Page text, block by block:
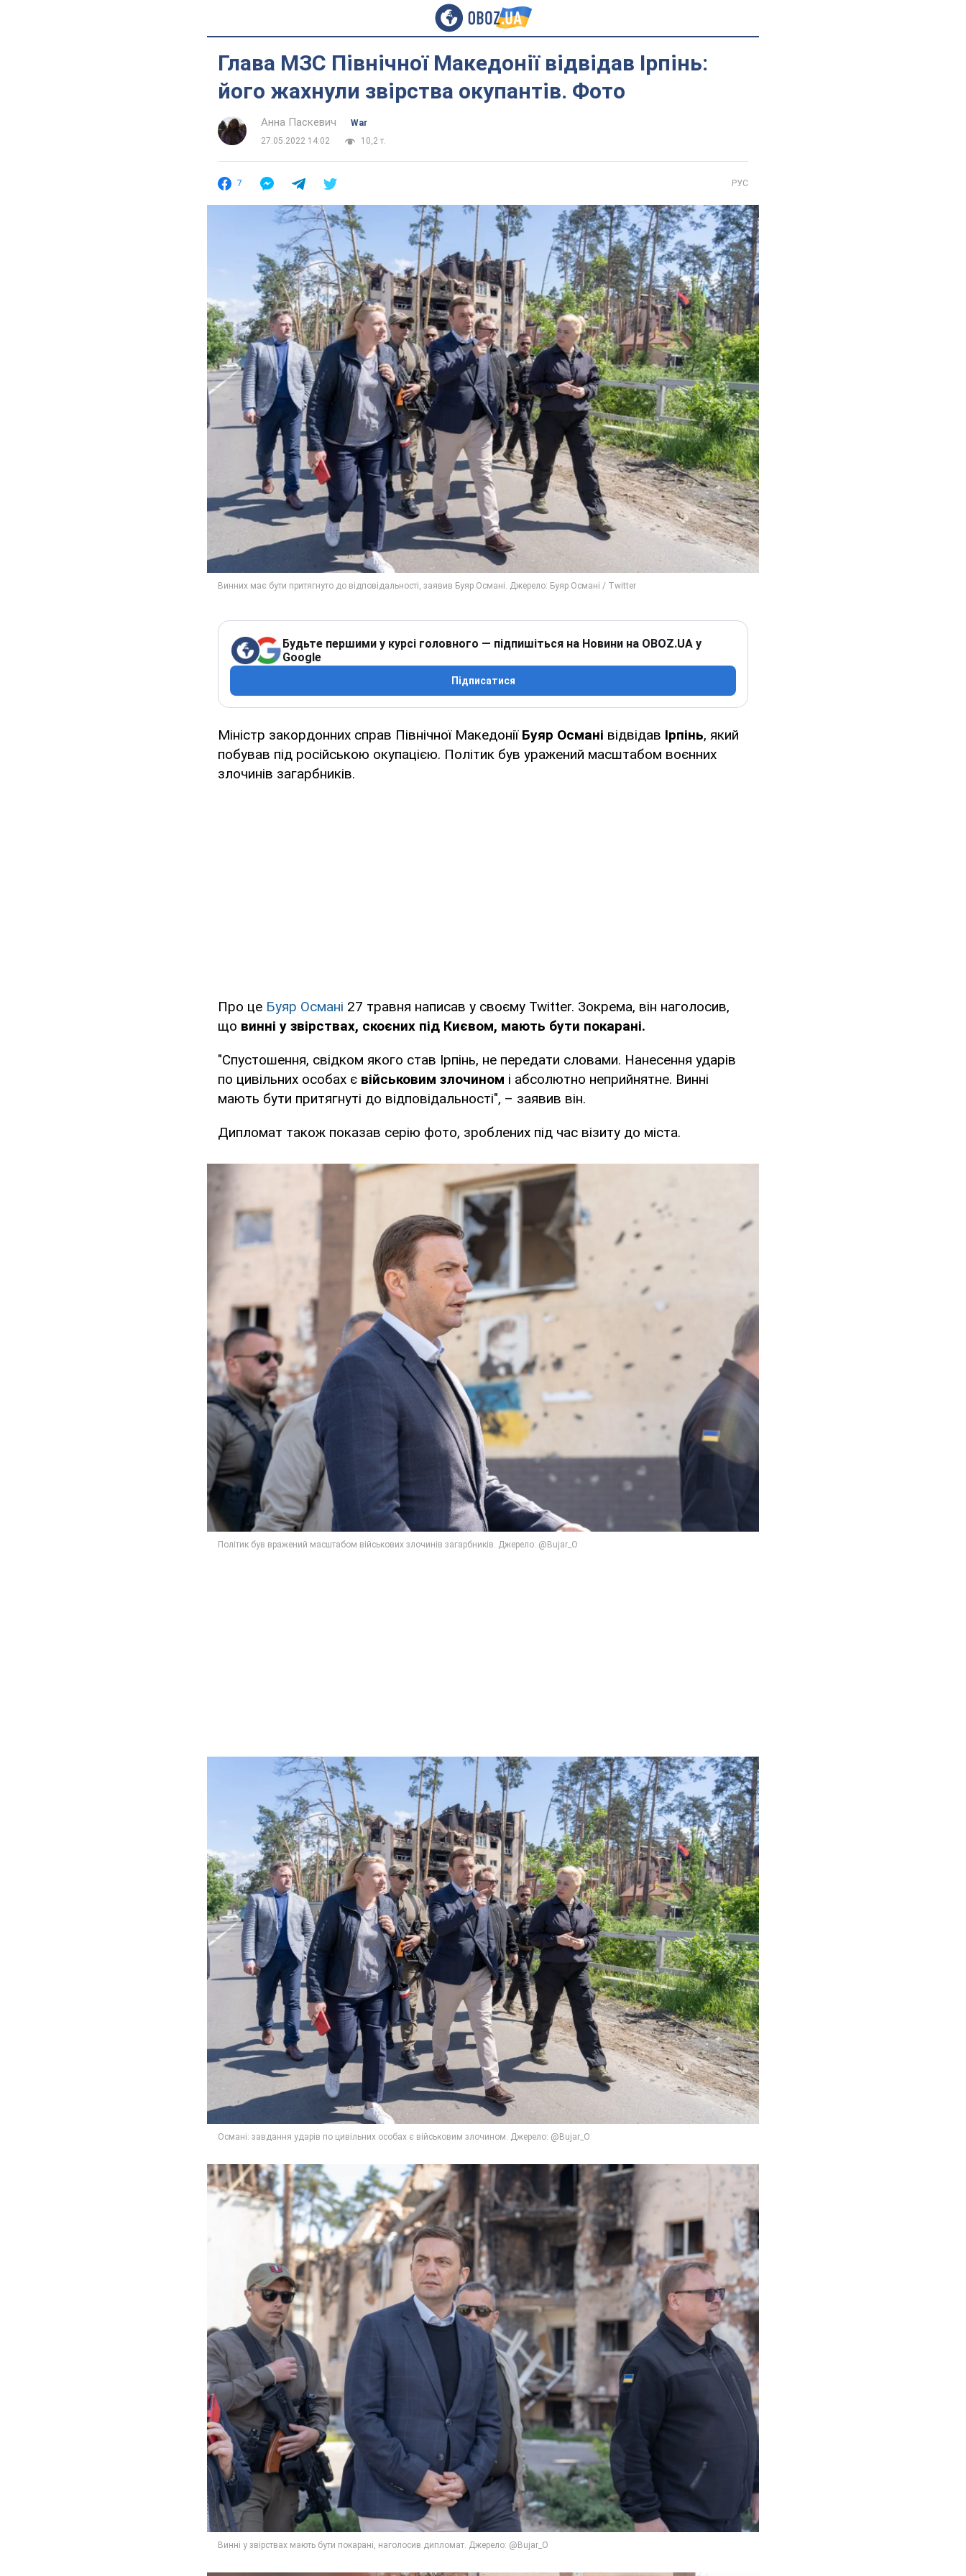
Глава МЗС Північної Македонії відвідав Ірпінь:
його жахнули звірства окупантів. Фото
Анна Паскевич
War
27.05.2022 14:02
10,2 т.
7 РУС
Будьте першими у курсі головного — підпишіться на Новини на OBOZ.UA у
Google
Підписатися
Міністр закордонних справ Північної Македонії Буяр Османі відвідав Ірпінь, який
побував під російською окупацією. Політик був уражений масштабом воєнних
злочинів загарбників.
Про це Буяр Османі 27 травня написав у своєму Twitter. Зокрема, він наголосив,
що винні у звірствах, скоєних під Києвом, мають бути покарані.
"Спустошення, свідком якого став Ірпінь, не передати словами. Нанесення ударів
по цивільних особах є військовим злочином і абсолютно неприйнятне. Винні
мають бути притягнуті до відповідальності", – заявив він.
Дипломат також показав серію фото, зроблених під час візиту до міста.